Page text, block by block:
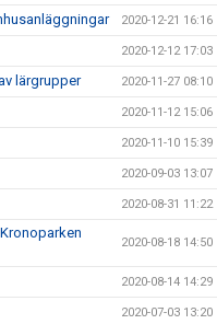
2020-12-21 16:16
2020-12-12 17:03
lärgrupper 2020-11-27 08:10
2020-11-12 15:06
2020-11-10 15:39
2020-09-03 13:07
2020-08-31 11:22
2020-08-18 14:50
2020-08-14 14:29
2020-07-03 13:20